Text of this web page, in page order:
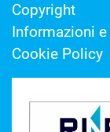
Copyright
Informazioni
Cookie Policy